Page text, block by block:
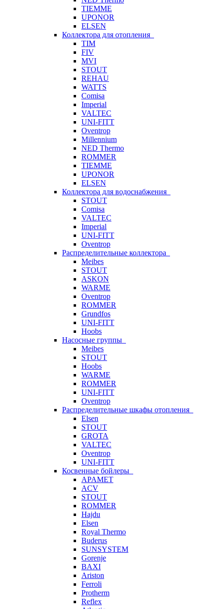
TIEMME
UPONOR
ELSEN
Коллектора для отопления
TIM
FIV
MVI
STOUT
REHAU
WATTS
Comisa
Imperial
VALTEC
UNI-FITT
Oventrop
Millennium
NED Thermo
ROMMER
TIEMME
UPONOR
ELSEN
Коллектора для водоснабжения
STOUT
Comisa
VALTEC
Imperial
UNI-FITT
Oventrop
Распределительные коллектора
Meibes
STOUT
ASKON
WARME
Oventrop
ROMMER
Grundfos
UNI-FITT
Hoobs
Насосные группы
Meibes
STOUT
Hoobs
WARME
ROMMER
UNI-FITT
Oventrop
Распределительные шкафы отопления
Elsen
STOUT
GROTA
VALTEC
Oventrop
UNI-FITT
Косвенные бойлеры
APAMET
ACV
STOUT
ROMMER
Hajdu
Elsen
Royal Thermo
Buderus
SUNSYSTEM
Gorenje
BAXI
Ariston
Ferroli
Protherm
Reflex